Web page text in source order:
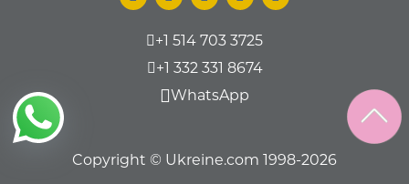
+1 514 703 3725
+1 332 331 8674
WhatsApp
Copyright © Ukreine.com 1998-2026